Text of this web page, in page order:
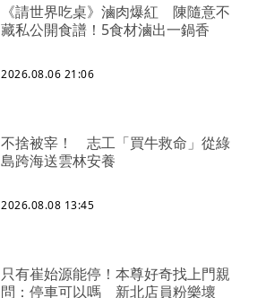
《請世界吃桌》滷肉爆紅 陳隨意不
藏私公開食譜！5食材滷出一鍋香
2026.08.06 21:06
不捨被宰！ 志工「買牛救命」從綠
島跨海送雲林安養
2026.08.08 13:45
只有崔始源能停！本尊好奇找上門親
問：停車可以嗎 新北店員粉樂壞